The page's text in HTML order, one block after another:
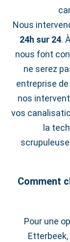
Nous
24h sur 24.
nous font
ne serez
entreprise
nos
vos
la
Comment
Pour une
Etterbeek,